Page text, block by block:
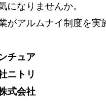
になりませんか。
がアルムナイ制度を実
チュア
ニトリ
式会社